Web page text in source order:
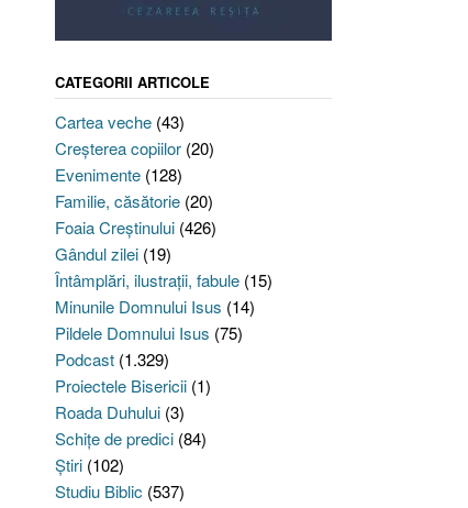
CATEGORII ARTICOLE
Cartea veche(43)
Creşterea copiilor(20)
Evenimente(128)
Familie, căsătorie(20)
Foaia Creştinului(426)
Gândul zilei(19)
Întâmplări, ilustraţii, fabule(15)
Minunile Domnului Isus (14)
Pildele Domnului Isus (75)
Podcast(1.329)
Proiectele Bisericii(1)
Roada Duhului(3)
Schiţe de predici(84)
Ştiri(102)
Studiu Biblic (537)